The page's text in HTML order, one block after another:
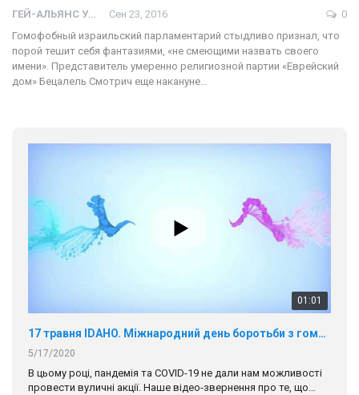
ГЕЙ-АЛЬЯНС УКРАИНА Сен 23, 2016
0
Гомофобный израильский парламентарий стыдливо признал, что
порой тешит себя фантазиями, «не смеющими назвать своего
имени». Представитель умеренно религиозной партии «Еврейский
дом» Бецалель Смотрич еще накануне…
01:01
17 травня IDAHO. Міжнародний день боротьби з гомофобією трансфобією і біфобія.
5/17/2020
В цьому році, пандемія та COVІD-19 не дали нам можливості
провести вуличні акції. Наше відео-звернення про те, що